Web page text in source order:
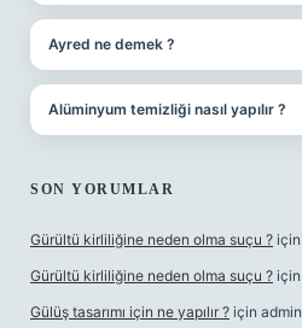
Ayred ne demek ?
Alüminyum temizliği nasıl yapılır ?
SON YORUMLAR
Gürültü kirliliğine neden olma suçu ? için
Gürültü kirliliğine neden olma suçu ? için
Gülüş tasarımı için ne yapılır ? için admin